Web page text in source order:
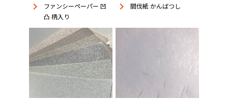
keyboard_arrow_right
ファンシーペーパー 凹
凸 柄入り
keyboard_arrow_right 間伐紙 かんばつし